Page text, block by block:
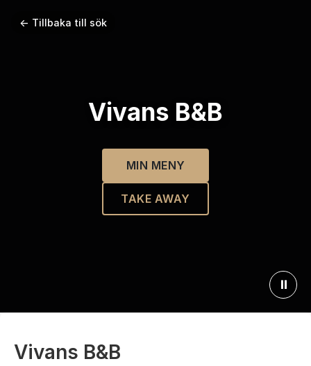
← Tillbaka till sök
Vivans B&B
MIN MENY
TAKE AWAY
⏸
Vivans B&B